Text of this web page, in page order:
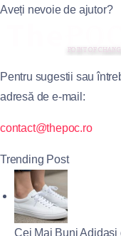
Aveți nevoie de ajutor?
Pentru sugestii sau
adresă de e-mail:
contact@thepoc.ro
Trending Post
Cei Mai Buni Adidași